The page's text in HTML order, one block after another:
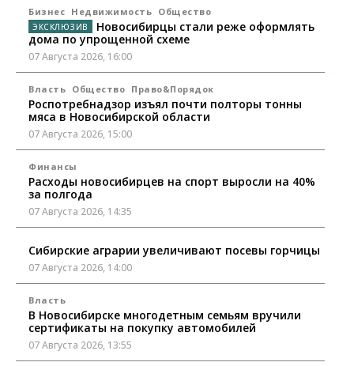
Бизнес Недвижимость Общество
Новосибирцы стали реже оформлять
дома по упрощенной схеме
07 Августа 2026, 16:00
Власть Общество Право&Порядок
Роспотребнадзор изъял почти полторы тонны
мяса в Новосибирской области
07 Августа 2026, 15:00
Финансы
Расходы новосибирцев на спорт выросли на 40%
за полгода
07 Августа 2026, 14:35
Сибирские аграрии увеличивают посевы горчицы
07 Августа 2026, 14:00
Власть
В Новосибирске многодетным семьям вручили
сертификаты на покупку автомобилей
07 Августа 2026, 13:55